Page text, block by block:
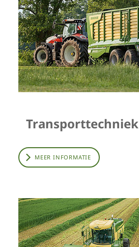
Transporttechniek
MEER INFORMATIE